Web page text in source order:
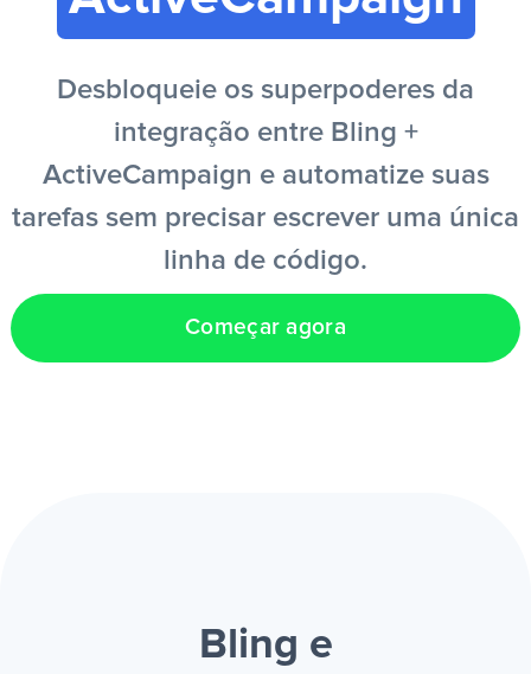
Desbloqueie os superpoderes da
integração entre Bling +
ActiveCampaign e automatize suas
tarefas sem precisar escrever uma única
linha de código.
Começar agora
Bling e